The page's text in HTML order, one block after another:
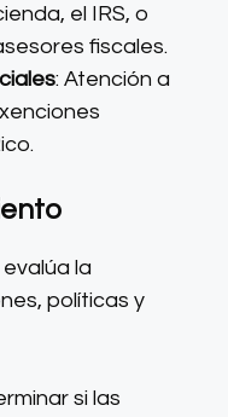
el IRS, o
fiscales.
: Atención a
la
políticas y
si las